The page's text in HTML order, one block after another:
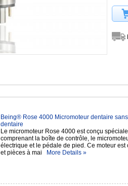
Being® Rose 4000 Micromoteur dentaire
dentaire
Le micromoteur Rose 4000 est conçu
comprenant la boîte de contrôle, le
électrique et le pédale de pied. Ce moteur
et pièces à mai
More Details »